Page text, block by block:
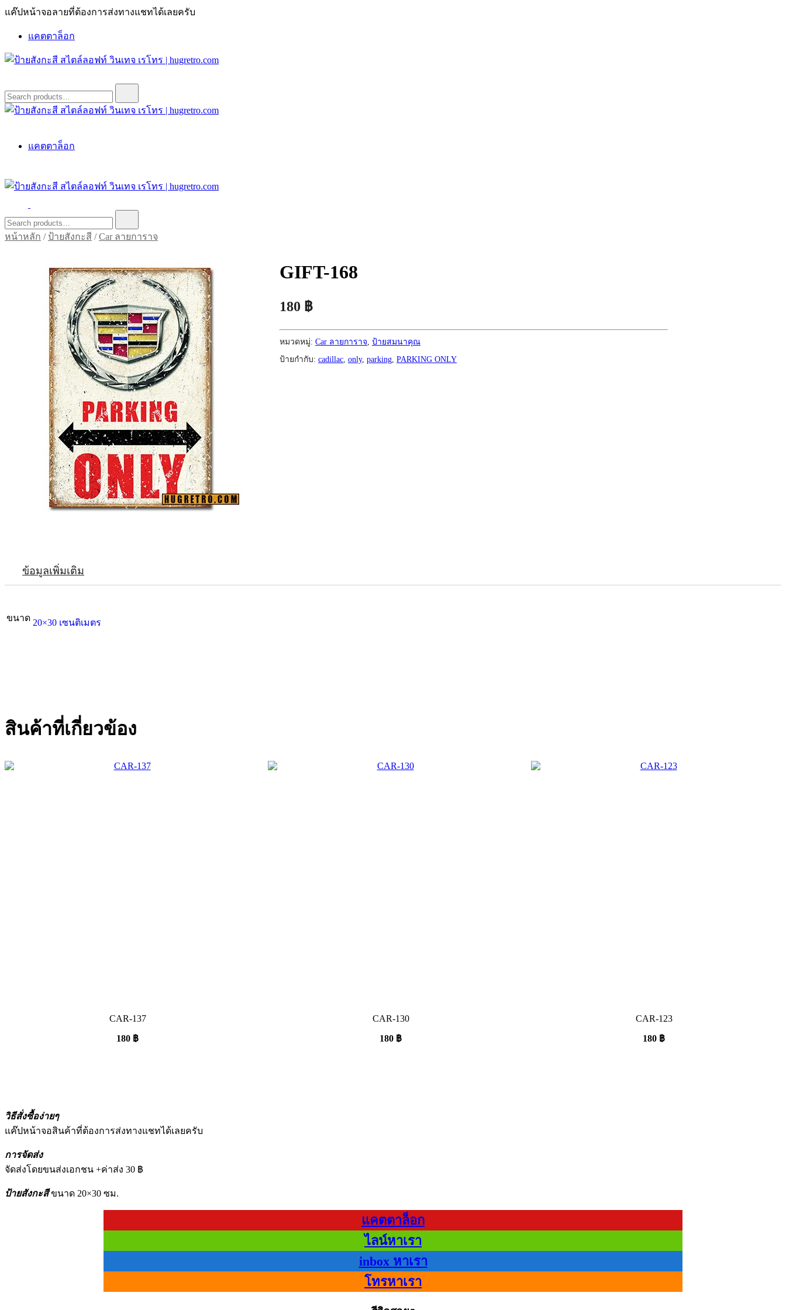
Skip
แค๊ปหน้าจอลายที่ต้องการส่งทางแชทได้เลยครับ
แคตตาล็อก
ป้ายสังกะสี สไตล์ลอฟท์ วินเทจ เรโทร | hugretro.com
ป้ายวินเทจ แต่งบ้าน ร้านกาแฟ ผับ โรงแรม ป้ายโค้ก เป็ปซี่เวสป้าฮาร์เล่ย์โฆษณาเก่าโบราณ มีราคาแบบสวยๆเพียบหรือสั่งทำโทร O8664277II
for:
แคตตาล็อก
ป้ายสังกะสี สไตล์ลอฟท์ วินเทจ เรโทร | hugretro.com
ป้ายวินเทจ แต่งบ้าน ร้านกาแฟ ผับ โรงแรม ป้ายโค้ก เป็ปซี่เวสป้าฮาร์เล่ย์โฆษณาเก่าโบราณ มีราคาแบบสวยๆเพียบหรือสั่งทำโทร O8664277II
for:
หน้าหลัก / ป้ายสังกะสี /Car ลายการาจ
GIFT-168
180 ฿
หมวดหมู่: Car ลายการาจ, ป้ายสมนาคุณ
ป้ายกำกับ: cadillac, only, parking, PARKING ONLY
ข้อมูลเพิ่มเติม
ขนาด 20×30 เซนติเมตร
สินค้าที่เกี่ยวข้อง
CAR-137
180 ฿
CAR-130
180 ฿
CAR-123
180 ฿
วิธีสั่งซื้อง่ายๆ
แค๊ปหน้าจอสินค้าที่ต้องการส่งทางแชทได้เลยครับ
การจัดส่ง
จัดส่งโดยขนส่งเอกชน +ค่าส่ง 30 ฿
ป้ายสังกะสีขนาด 20×30 ซม.
แคตตาล็อก
ไลน์หาเรา
inbox หาเรา
โทรหาเรา